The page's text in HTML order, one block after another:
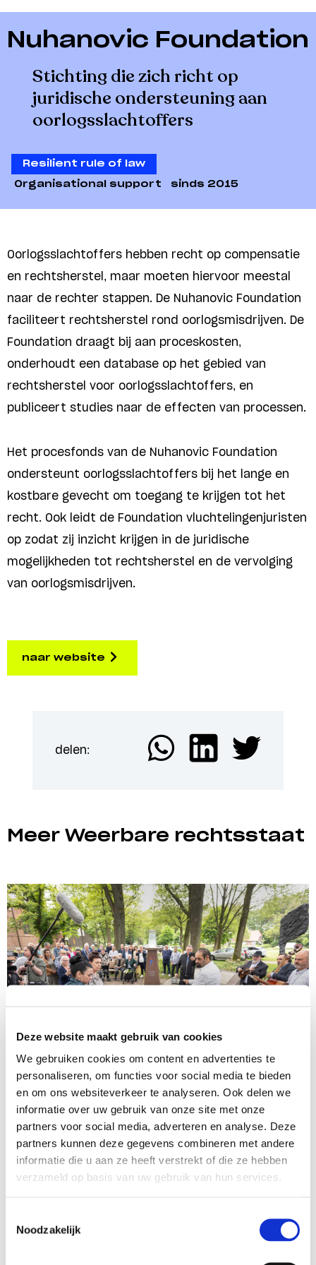
Deze website maakt gebruik van cookies
We gebruiken cookies om content en advertenties te
personaliseren, om functies voor social media te bieden
en om ons websiteverkeer te analyseren. Ook delen we
informatie over uw gebruik van onze site met onze
partners voor social media, adverteren en analyse. Deze
partners kunnen deze gegevens combineren met andere
informatie die u aan ze heeft verstrekt of die ze hebben
verzameld op basis van uw gebruik van hun services.
Noodzakelijk
Nuhanovic Foundation
Stichting die zich richt op
juridische ondersteuning aan
oorlogsslachtoffers
Resilient rule of law
Organisational support sinds 2015
Oorlogsslachtoffers hebben recht op compensatie
en rechtsherstel, maar moeten hiervoor meestal
naar de rechter stappen. De Nuhanovic Foundation
faciliteert rechtsherstel rond oorlogsmisdrijven. De
Foundation draagt bij aan proceskosten,
onderhoudt een database op het gebied van
rechtsherstel voor oorlogsslachtoffers, en
publiceert studies naar de effecten van processen.
Het procesfonds van de Nuhanovic Foundation
ondersteunt oorlogsslachtoffers bij het lange en
kostbare gevecht om toegang te krijgen tot het
recht. Ook leidt de Foundation vluchtelingenjuristen
op zodat zij inzicht krijgen in de juridische
mogelijkheden tot rechtsherstel en de vervolging
van oorlogsmisdrijven.
naar website
delen:
Meer Weerbare rechtsstaat
Resilient rule of law
Nationaal Programma Herdenking
Vervolging Sinti & Roma
Herdenkingsprogramma ter nagedachtenis aan de
vervolging van Sinti & Roma en tegen discriminatie
Read more